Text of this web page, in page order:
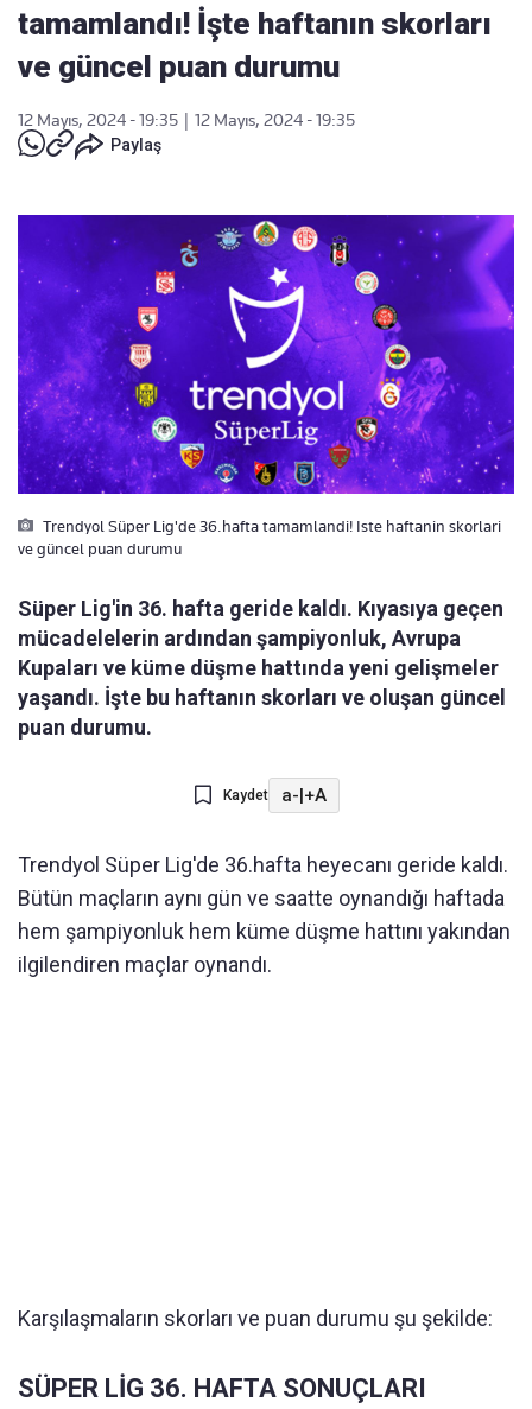
tamamlandı! İşte haftanın skorları
ve güncel puan durumu
12 Mayıs, 2024 - 19:35
12 Mayıs, 2024 - 19:35
Paylaş
Trendyol Süper Lig'de 36.hafta tamamlandi! Iste haftanin skorlari
ve güncel puan durumu
Süper Lig'in 36. hafta geride kaldı. Kıyasıya geçen
mücadelelerin ardından şampiyonluk, Avrupa
Kupaları ve küme düşme hattında yeni gelişmeler
yaşandı. İşte bu haftanın skorları ve oluşan güncel
puan durumu.
Kaydet a-|+A
Trendyol Süper Lig'de 36.hafta heyecanı geride kaldı.
Bütün maçların aynı gün ve saatte oynandığı haftada
hem şampiyonluk hem küme düşme hattını yakından
ilgilendiren maçlar oynandı.
Karşılaşmaların skorları ve puan durumu şu şekilde:
SÜPER LİG 36. HAFTA SONUÇLARI